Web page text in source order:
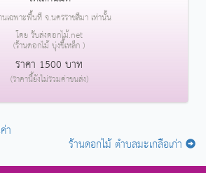
นเฉพาะพื้นที่ จ.นครราชสีมา เท่านั้น
โดย รับส่งดอกไม้.net
(ร้านดอกไม้ บุ่งขี้เหล็ก )
ราคา 1500 บาท
(ราคานี้ยังไม่รวมค่าขนส่ง)
า
ร้านดอกไม้ ตำบลมะเกลือเก่า